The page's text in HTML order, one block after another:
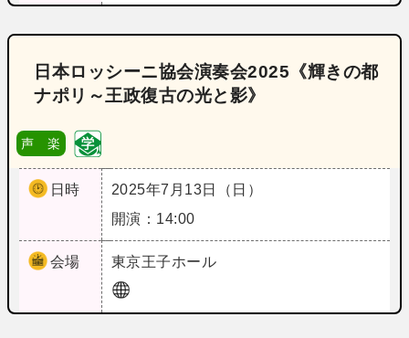
日本ロッシーニ協会演奏会2025《輝きの都
ナポリ～王政復古の光と影》
声 楽
日時
2025年7月13日（日）
開演：14:00
会場 東京王子ホール